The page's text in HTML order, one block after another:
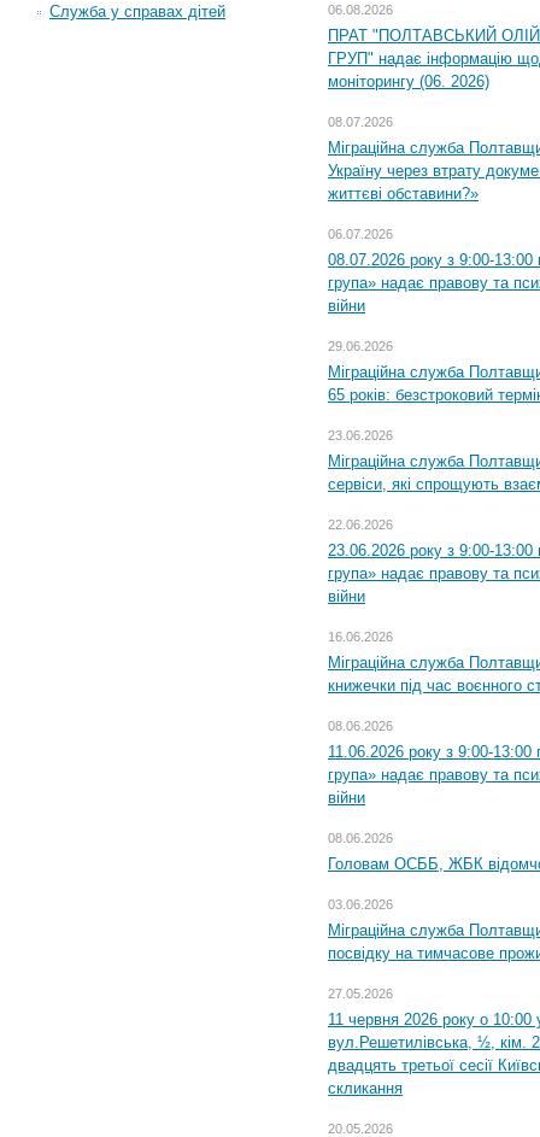
Служба у справах дітей
06.08.2026
ПРАТ "ПОЛТАВСЬКИЙ
ГРУП" надає інформацію
моніторингу (06. 2026)
08.07.2026
Міграційна служба
Україну через втрату
життєві обставини?»
06.07.2026
08.07.2026 року з 9:00-13:00
група» надає правову та
війни
29.06.2026
Міграційна служба
65 років: безстроковий
23.06.2026
Міграційна служба
сервіси, які спрощують
22.06.2026
23.06.2026 року з 9:00-13:00
група» надає правову та
війни
16.06.2026
Міграційна служба
книжечки під час воєнного
08.06.2026
11.06.2026 року з 9:00-13:00
група» надає правову та
війни
08.06.2026
Головам ОСББ, ЖБК
03.06.2026
Міграційна служба
посвідку на тимчасове
27.05.2026
11 червня 2026 року о 10:00
вул.Решетилівська, ½, кім.
двадцять третьої сесії
скликання
20.05.2026